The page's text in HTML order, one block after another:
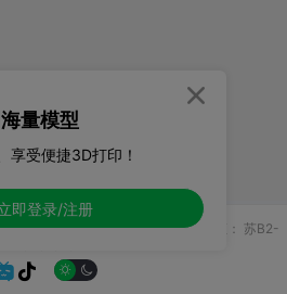
限公司 版权所有增值电信业务许可证： 苏B2-

量模型
享受便捷3D打印！
即登录/注册
